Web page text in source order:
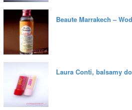
Beaute Marrakech –
Laura Conti, balsamy